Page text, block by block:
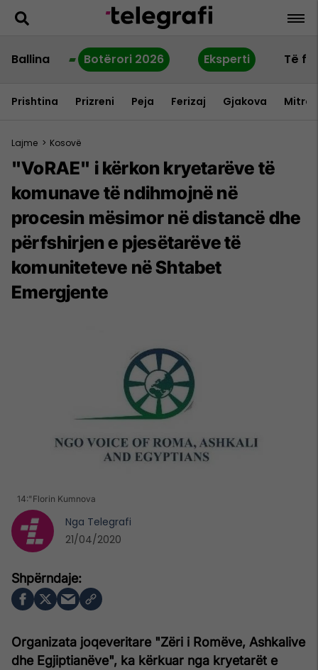
Ballina Botërori 2026 Eksperti Të
Prishtina Prizreni Peja Ferizaj Gjakova
Lajme > Kosovë
"VoRAE" i kërkon kryetarëve të
komunave të ndihmojnë në
procesin mësimor në distancë dhe
përfshirjen e pjesëtarëve të
komuniteteve në Shtabet
Emergjente
14:"Florin Kumnova
Organizata joqeveritare "Zëri i Romëve, Ashkalive
dhe Egjiptianëve", ka kërkuar nga kryetarët e
Nga Telegrafi
21/04/2020